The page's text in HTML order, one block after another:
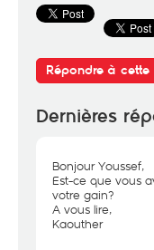
Répondre à
Dernières
Bonjour Youssef,
Est-ce que vous
votre gain?
A vous lire,
Kaouther